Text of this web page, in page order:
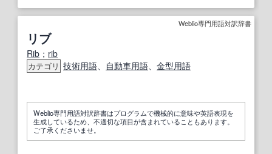
Weblio専門用語対訳辞書
リブ
Rib ； rib
カテゴリ 技術用語 自動車用語 金型用語
Weblio専門用語対訳辞書はプログラムで機械的に意味や英語表現を
生成しているため、不適切な項目が含まれていることもあります。
ご了承くださいませ。